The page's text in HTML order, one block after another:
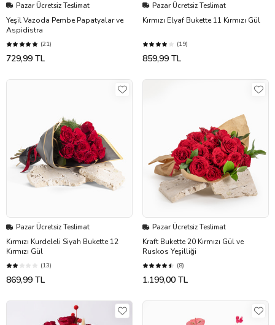
Pazar Ücretsiz Teslimat
Yeşil Vazoda Pembe Papatyalar ve
Aspidistra
(21)
729,99 TL
Pazar Ücretsiz Teslimat
Kırmızı Elyaf Bukette 11 Kırmızı Gül
(19)
859,99 TL
Pazar Ücretsiz Teslimat
Kırmızı Kurdeleli Siyah Bukette 12
Kırmızı Gül
(13)
869,99 TL
Pazar Ücretsiz Teslimat
Kraft Bukette 20 Kırmızı Gül ve
Ruskos Yeşilliği
(8)
1.199,00 TL